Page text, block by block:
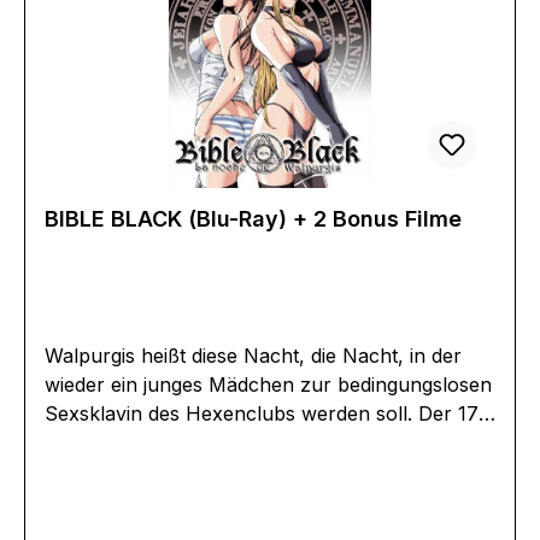
tionen:Herzog-Video GmbHSchloßbergstraße
984518 Wald an der Alz, Garching an der
Alzkontakt@herzogvideo.de
BIBLE BLACK (Blu-Ray) + 2 Bonus Filme
Walpurgis heißt diese Nacht, die Nacht, in der
wieder ein junges Mädchen zur bedingungslosen
Sexsklavin des Hexenclubs werden soll. Der 17-